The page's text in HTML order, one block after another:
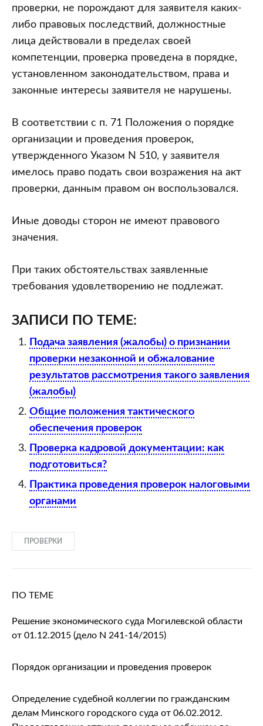
проверки, не порождают для заявителя каких-
либо правовых последствий, должностные
лица действовали в пределах своей
компетенции, проверка проведена в порядке,
установленном законодательством, права и
законные интересы заявителя не нарушены.
В соответствии с п. 71 Положения о порядке
организации и проведения проверок,
утвержденного Указом N 510, у заявителя
имелось право подать свои возражения на акт
проверки, данным правом он воспользовался.
Иные доводы сторон не имеют правового
значения.
При таких обстоятельствах заявленные
требования удовлетворению не подлежат.
ЗАПИСИ ПО ТЕМЕ:
Подача заявления (жалобы) о признании
проверки незаконной и обжалование
результатов рассмотрения такого заявления
(жалобы)
Общие положения тактического
обеспечения проверок
Проверка кадровой документации: как
подготовиться?
Практика проведения проверок налоговыми
органами
ПРОВЕРКИ
ПО ТЕМЕ
Решение экономического суда Могилевской области
от 01.12.2015 (дело N 241-14/2015)
Порядок организации и проведения проверок
Определение судебной коллегии по гражданским
делам Минского городского суда от 06.02.2012.